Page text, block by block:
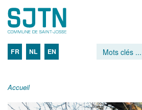
FR NL EN
Accueil